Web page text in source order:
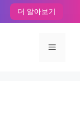
더 알아보기
메